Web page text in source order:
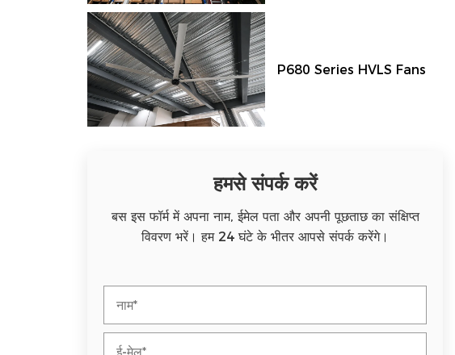
P680 Series HVLS Fans
हमसे संपर्क करें
बस इस फॉर्म में अपना नाम, ईमेल पता और अपनी पूछताछ का संक्षिप्त
विवरण भरें। हम 24 घंटे के भीतर आपसे संपर्क करेंगे।